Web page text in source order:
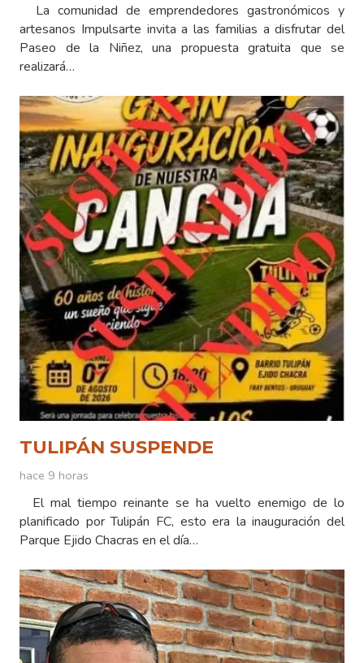
La comunidad de emprendedores gastronómicos y
artesanos Impulsarte invita a las familias a disfrutar del
Paseo de la Niñez, una propuesta gratuita que se
realizará…
TULIPÁN SUSPENDE
hace 9 horas
El mal tiempo reinante se ha vuelto enemigo de lo
planificado por Tulipán FC, esto era la inauguración del
Parque Ejido Chacras en el día…